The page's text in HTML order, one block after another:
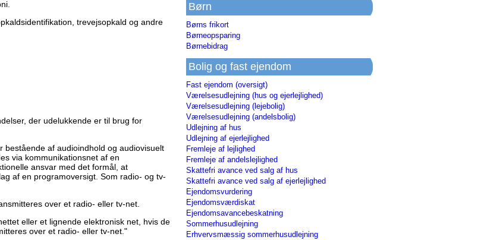
trevejsopkald og andre
der udelukkende er til brug for
bestående af audioindhold og audiovisuelt
via kommunikationsnet af en
ansvar med det formål, at
af en programoversigt. Som radio- og tv-
over et radio- eller tv-net.
eller et lignende elektronisk net, hvis de
over et radio- eller tv-net."
Børn
Børns frikort
Børneopsparing
Børnebidrag
Bolig og fast ejendom
Fast ejendom (oversigt)
Værelsesudlejning (hus og ejerlejlighed)
Værelsesudlejning (lejebolig)
Værelsesudlejning (andelsbolig)
Udlejning af hus
Udlejning af ejerlejlighed
Fremleje af lejlighed
Fremleje af andelslejlighed
Skattefri avance ved salg af hus
Skattefri avance ved salg af ejerlejlighed
Ejendomsvurdering
Ejendomsværdiskat
Ejendomsavancebeskatning
Sommerhusudlejning
Erhvervsmæssig sommerhusudlejning